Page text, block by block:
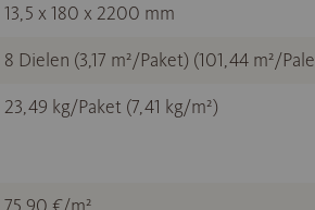
13,5 x 180 x 2200 mm
8 Dielen (3,17 m²/Paket) (101,44 m²/
23,49 kg/Paket (7,41 kg/m²)